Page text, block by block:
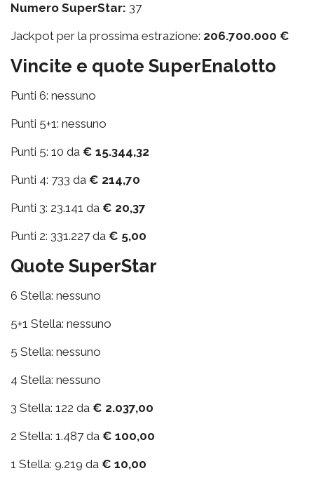
Numero SuperStar: 37
Jackpot per la prossima estrazione: 206.700.000 €
Vincite e quote SuperEnalotto
Punti 6: nessuno
Punti 5+1: nessuno
Punti 5: 10 da € 15.344,32
Punti 4: 733 da € 214,70
Punti 3: 23.141 da € 20,37
Punti 2: 331.227 da € 5,00
Quote SuperStar
6 Stella: nessuno
5+1 Stella: nessuno
5 Stella: nessuno
4 Stella: nessuno
3 Stella: 122 da € 2.037,00
2 Stella: 1.487 da € 100,00
1 Stella: 9.219 da € 10,00